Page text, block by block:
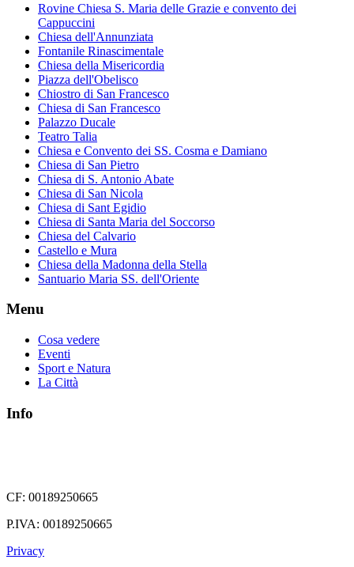
Rovine Chiesa S. Maria delle Grazie e convento dei
Cappuccini
Chiesa dell'Annunziata
Fontanile Rinascimentale
Chiesa della Misericordia
Piazza dell'Obelisco
Chiostro di San Francesco
Chiesa di San Francesco
Palazzo Ducale
Teatro Talia
Chiesa e Convento dei SS. Cosma e Damiano
Chiesa di San Pietro
Chiesa di S. Antonio Abate
Chiesa di San Nicola
Chiesa di Sant Egidio
Chiesa di Santa Maria del Soccorso
Chiesa del Calvario
Castello e Mura
Chiesa della Madonna della Stella
Santuario Maria SS. dell'Oriente
Menu
Cosa vedere
Eventi
Sport e Natura
La Città
Info
CF: 00189250665
P.IVA: 00189250665
Privacy